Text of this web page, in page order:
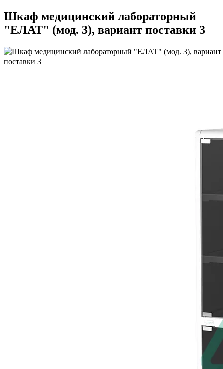
Шкаф медицинский лабораторный
"ЕЛАТ" (мод. 3), вариант поставки 3